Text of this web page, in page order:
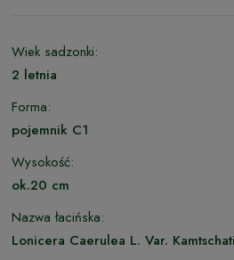
Wiek sadzonki:
2 letnia
Forma:
pojemnik C1
Wysokość:
ok.20 cm
Nazwa łacińska:
Lonicera Caerulea L. Var.